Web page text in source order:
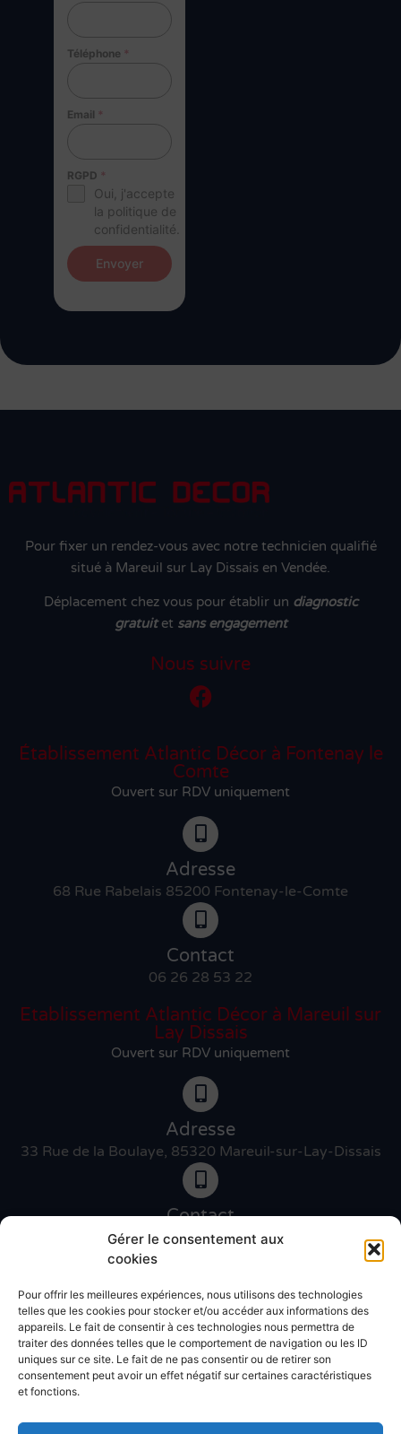
Gérer le consentement aux
cookies
Pour offrir les meilleures expériences, nous utilisons des technologies
telles que les cookies pour stocker et/ou accéder aux informations des
appareils. Le fait de consentir à ces technologies nous permettra de
traiter des données telles que le comportement de navigation ou les ID
uniques sur ce site. Le fait de ne pas consentir ou de retirer son
consentement peut avoir un effet négatif sur certaines caractéristiques
et fonctions.
Téléphone *
Email *
RGPD *
Oui, j'accepte
la politique de
confidentialité.
Envoyer
Pour fixer un rendez-vous avec notre technicien qualifié
situé à Mareuil sur Lay Dissais en Vendée.
Déplacement chez vous pour établir un diagnostic
gratuitet sans engagement
Nous suivre
Établissement Atlantic Décor à Fontenay le
Comte
Ouvert sur RDV uniquement
Adresse
68 Rue Rabelais 85200 Fontenay-le-Comte
Contact
06 26 28 53 22
Etablissement Atlantic Décor à Mareuil sur
Lay Dissais
Ouvert sur RDV uniquement
Adresse
33 Rue de la Boulaye, 85320 Mareuil-sur-Lay-Dissais
Contact
06 46 27 89 83
Contact
02 51 30 31 09
Devis gratuit